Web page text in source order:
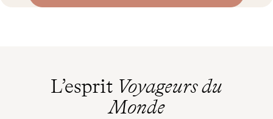
L’esprit Voyageurs du
Monde